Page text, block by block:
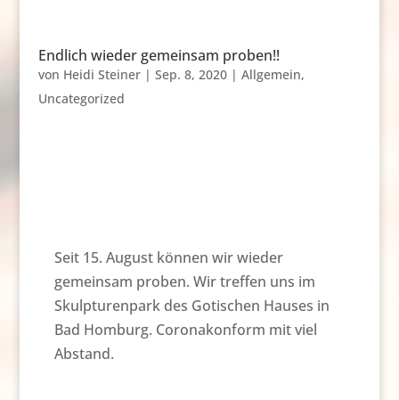
Endlich wieder gemeinsam proben!!
von Heidi Steiner| Sep. 8, 2020| Allgemein,
Uncategorized
Seit 15. August können wir wieder
gemeinsam proben. Wir treffen uns im
Skulpturenpark des Gotischen Hauses in
Bad Homburg. Coronakonform mit viel
Abstand.